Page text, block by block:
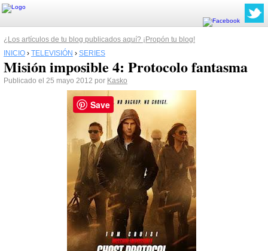
¿Los artículos de tu blog publicados aquí? ¡Propón tu blog!
INICIO › TELEVISIÓN › SERIES
Misión imposible 4: Protocolo fantasma
Publicado el 25 mayo 2012 por Kasko
Save